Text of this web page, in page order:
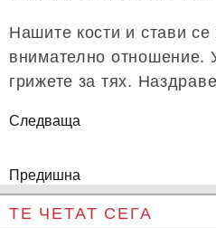
Нашите кости и стави се
внимателно отношение.
грижете за тях.
Следваща
Предишна
ТЕ ЧЕТАТ СЕГА